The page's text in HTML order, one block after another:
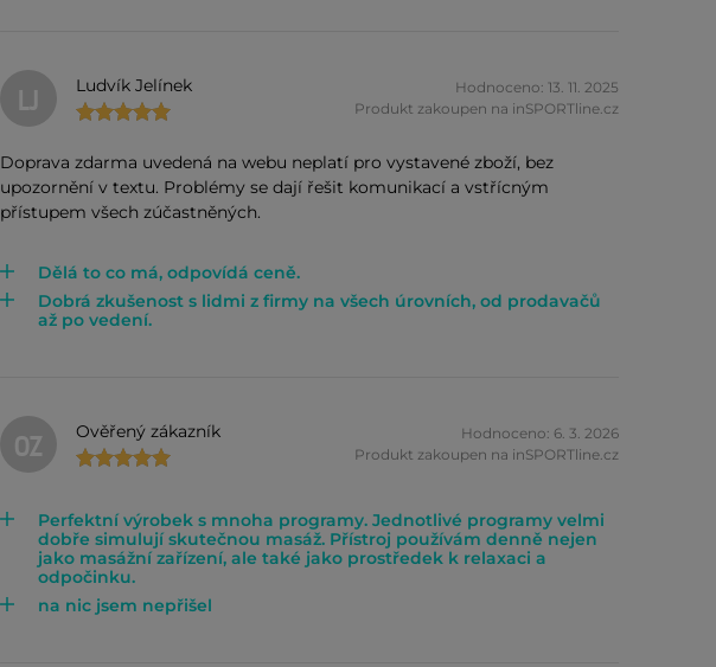
LJ Ludvík Jelínek
Hodnoceno: 13. 11. 2025
Produkt zakoupen na inSPORTline.cz
Doprava zdarma uvedená na webu neplatí pro vystavené zboží, bez
upozornění v textu. Problémy se dají řešit komunikací a vstřícným
přístupem všech zúčastněných.
Dělá to co má, odpovídá ceně.
Dobrá zkušenost s lidmi z firmy na všech úrovních, od prodavačů
až po vedení.
OZ Ověřený zákazník
Hodnoceno: 6. 3. 2026
Produkt zakoupen na inSPORTline.cz
Perfektní výrobek s mnoha programy. Jednotlivé programy velmi
dobře simulují skutečnou masáž. Přístroj používám denně nejen
jako masážní zařízení, ale také jako prostředek k relaxaci a
odpočinku.
na nic jsem nepřišel